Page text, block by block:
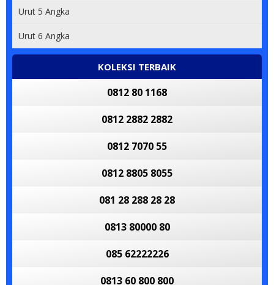
Urut 5 Angka
Urut 6 Angka
KOLEKSI TERBAIK
0812 80 1168
0812 2882 2882
0812 7070 55
0812 8805 8055
081 28 288 28 28
0813 80000 80
085 62222226
0813 60 800 800